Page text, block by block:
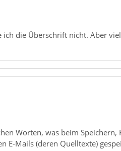
ich die Überschrift nicht. Aber
Worten, was beim Speichern,
E-Mails (deren Quelltexte)